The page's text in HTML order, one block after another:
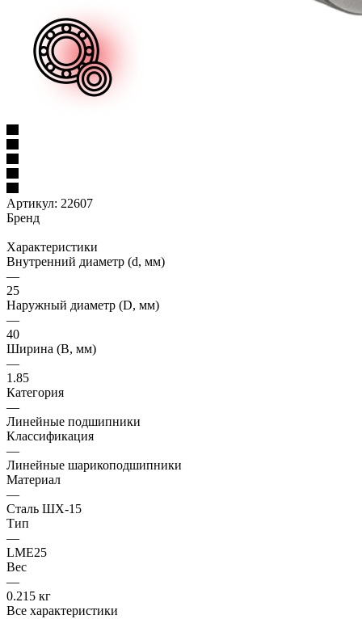
Артикул: 22607
Бренд
Характеристики
Внутренний диаметр (d, мм)
—
25
Наружный диаметр (D, мм)
—
40
Ширина (B, мм)
—
1.85
Категория
—
Линейные подшипники
Классификация
—
Линейные шарикоподшипники
Материал
—
Сталь ШХ-15
Тип
—
LME25
Вес
—
0.215 кг
Все характеристики